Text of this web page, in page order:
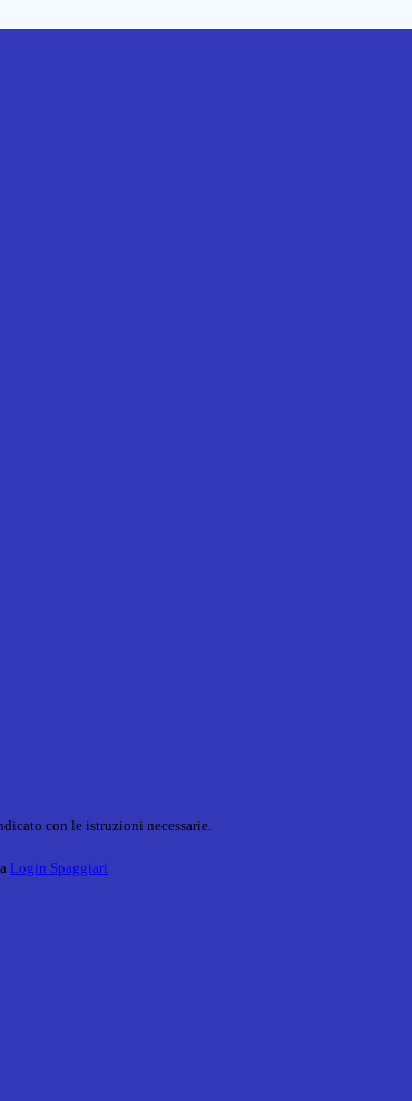
con le istruzioni necessarie.
Login Spaggiari